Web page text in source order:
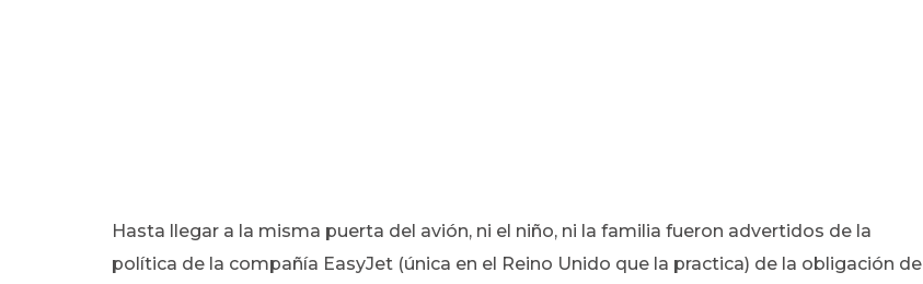
Hasta llegar a la misma puerta del avión, ni el niño, ni la familia fueron advertidos de la
política de la compañía EasyJet (única en el Reino Unido que la practica) de la obligación de